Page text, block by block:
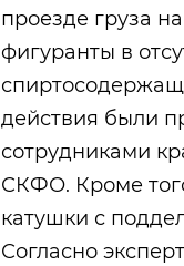
проезде груза
фигуранты в
действия были
сотрудниками
СКФО. Кроме
катушки с
Согласно